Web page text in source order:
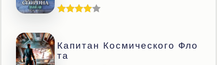
Капитан Космического Фло
Та